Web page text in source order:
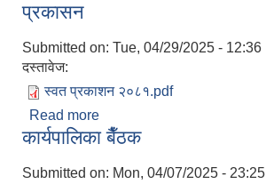
प्रकासन
Submitted on: Tue, 04/29/2025 - 12:36
दस्तावेज:
स्वत प्रकाशन २०८१.pdf
Read more
प्रकासन
कार्यपालिका बैँठक
Submitted on: Mon, 04/07/2025 - 23:25